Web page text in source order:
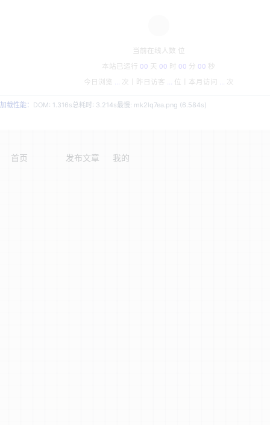
当前在线人数 位
本站已运行 00 天 00 时 00 分 00 秒
今日浏览 ... 次丨 昨日访客 ... 位丨 本月访问 ... 次
加载性能： DOM: 1.316s总耗时: 3.214s最慢: mk2lq7ea.png (6.584s)
首页 发布文章 我的